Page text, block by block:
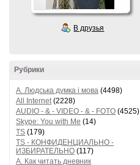
В друзья
Рубрики
A. Людська думка і мова (4498)
All Internet(2228)
AUDIO - & - VIDEO - & - FOTO (4525)
Skype: You with Me (14)
TS (179)
TS - КОНФИДЕНЦИАЛЬНО -
ИЗБИРАТЕЛЬНО (117)
А. Как читать дневник